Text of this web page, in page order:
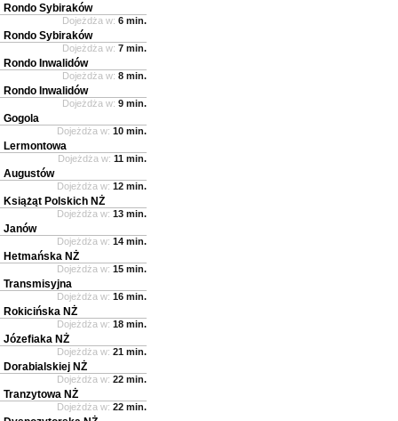
Rondo Sybiraków
Dojeżdża w: 6 min.
Rondo Sybiraków
Dojeżdża w: 7 min.
Rondo Inwalidów
Dojeżdża w: 8 min.
Rondo Inwalidów
Dojeżdża w: 9 min.
Gogola
Dojeżdża w: 10 min.
Lermontowa
Dojeżdża w: 11 min.
Augustów
Dojeżdża w: 12 min.
Książąt Polskich NŻ
Dojeżdża w: 13 min.
Janów
Dojeżdża w: 14 min.
Hetmańska NŻ
Dojeżdża w: 15 min.
Transmisyjna
Dojeżdża w: 16 min.
Rokicińska NŻ
Dojeżdża w: 18 min.
Józefiaka NŻ
Dojeżdża w: 21 min.
Dorabialskiej NŻ
Dojeżdża w: 22 min.
Tranzytowa NŻ
Dojeżdża w: 22 min.